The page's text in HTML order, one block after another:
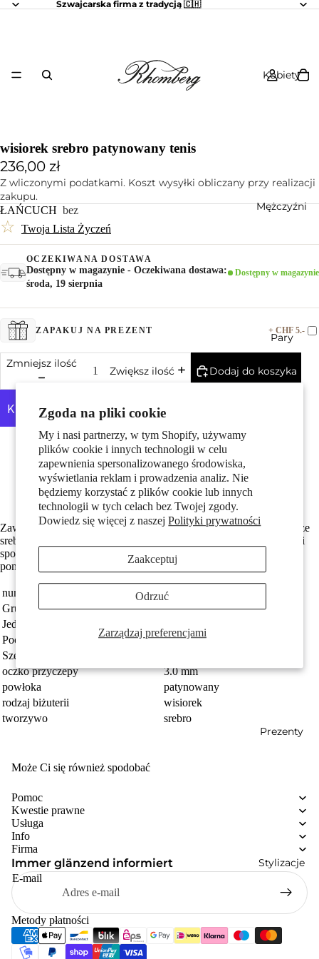
Zgoda na pliki cookie
My i nasi partnerzy, w tym Shopify, używamy
plików cookie i innych technologii w celu
zapewnienia spersonalizowanego środowiska,
wyświetlania reklam i prowadzenia analiz. Nie
będziemy korzystać z plików cookie lub innych
technologii w tych celach bez Twojej zgody.
Dowiedz się więcej z naszejPolityki prywatności
Zarządzaj preferencjami
Zaakceptuj
Odrzuć
Szwajcarska firma z tradycją 🇨🇭
Kobiety
Mężczyźni
Pary
Prezenty
Stylizacje
wisiorek srebro patynowany tenis
236,00 zł
Z wliczonymi podatkami. Koszt wysyłki obliczany przy realizacji
zakupu.
ŁAŃCUCH bez
☆ Twoja Lista Życzeń
OCZEKIWANA DOSTAWA
Dostępny w magazynie - Oczekiwana dostawa:
środa, 19 sierpnia
Dostępny w magazynie
ZAPAKUJ NA PREZENT + CHF 5.-
Zmniejsz ilość
Zwiększ ilość Dodaj do koszyka
Więcej opcji płatności
Made in Germany
Srebro próby 925 z próbą 925
Średnica wewnętrzna oczka wynosi 3.0 mm
Darmowa dostawa
Zawieszka dla mężczyzn w kształcie rakiety tenisowej, wykonana ze
srebra. Stylowy i subtelny dodatek dla fanów tenisa, który podkreśli
sportowy charakter i doda oryginalności każdej stylizacji. Idealny
pomysł na prezent lub codzienną biżuterię.
numer zamówienia
523789
Grupa docelowa
Mężczyźni
Jednostka
Pochodzenie
Made in Germany
Szerokość
oczko przyczepy
3.0 mm
powłoka
patynowany
rodzaj biżuterii
wisiorek
tworzywo
srebro
Może Ci się również spodobać
Pomoc
Kwestie prawne
Usługa
Info
Firma
Immer glänzend informiert
E-mail
Metody płatności